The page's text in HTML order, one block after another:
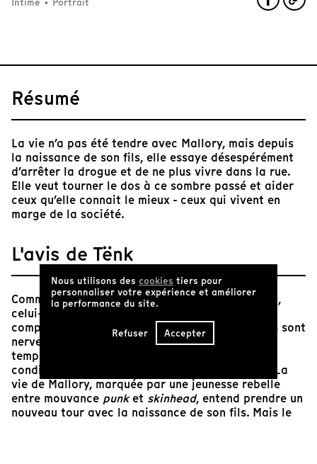
Résumé
La vie n’a pas été tendre avec Mallory, mais depuis
la naissance de son fils, elle essaye désespérément
d’arrêter la drogue et de ne plus vivre dans la rue.
Elle veut tourner le dos à ce sombre passé et aider
ceux qu’elle connait le mieux - ceux qui vivent en
marge de la société.
L'avis de Tënk
Comme tous les autres films d'Helena Třeštíková,
celui-ci s’apparente à une impressionnante
compression d'une tranche de vie. Les montages sont
nerveux, rapides, ils avancent toujours dans le
temps, dans les existences. Cette avancée est la
condition de l’espoir pour ces sombres destins. La
vie de Mallory, marquée par une jeunesse rebelle
entre mouvance punket skinhead, entend prendre un
nouveau tour avec la naissance de son fils. Mais le
Nous utilisons des cookies tiers pour
personnaliser votre expérience et améliorer
la performance du site.
Refuser Accepter